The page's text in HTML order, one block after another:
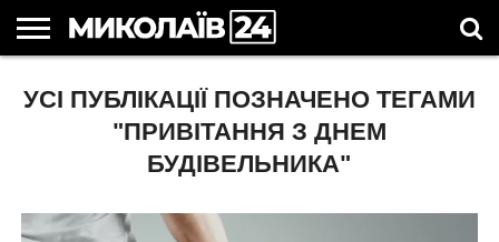
НОВИНИ
НОВИНИ
МИКОЛАЄВА
МИКОЛАЇВСЬКА
ОБЛАСТЬ
НОВИНИ
СПОРТУ
УКРАЇНА
ТА СВІТ
НОВИНИ
КОМПАНІЙ
АСТРОЛОГІЯ
СВЯТА
В
КОРИСНІ
СТАТТІ
УСІ ПУБЛІКАЦІЇ ПОЗНАЧЕНО ТЕГАМИ
"ПРИВІТАННЯ З ДНЕМ
БУДІВЕЛЬНИКА"